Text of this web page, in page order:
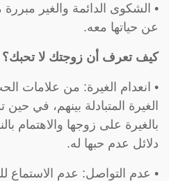
• الشكوى الدائمة والغير
عن حياتها معه.
كيف تعرف أن زوجتك لا تحبك؟
• انعدام الغيرة: من علامات
الغيرة المتبادلة بينهم، في
بالغيرة على زوجها والاهتمام
دلائل عدم حبها له.
• عدم التواصل: عدم الاستماع